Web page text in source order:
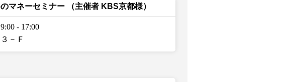
マネーセミナー （主催者 KBS京都様）
- 17:00
－Ｆ